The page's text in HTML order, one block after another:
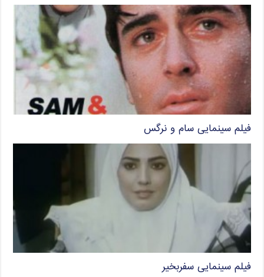
فیلم سینمایی سام و نرگس
فیلم سینمایی سفربخیر